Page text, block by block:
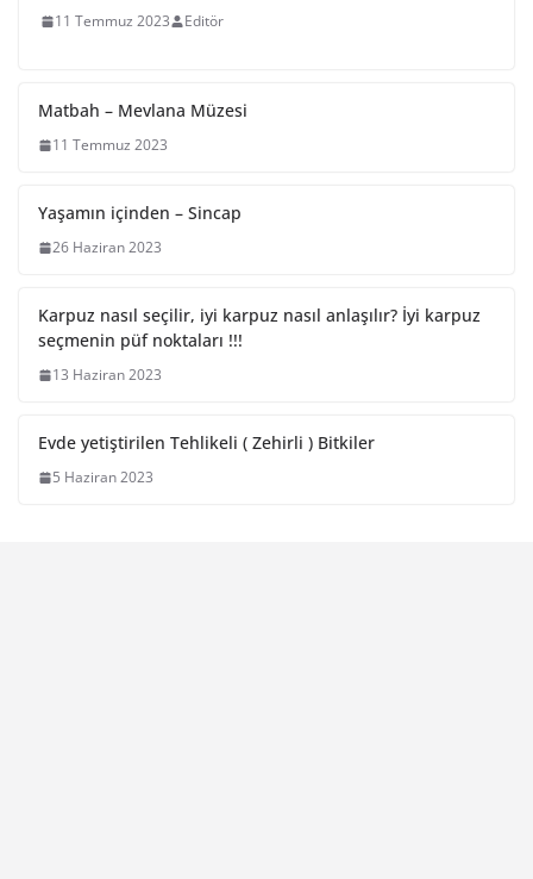
11 Temmuz 2023 Editör
Matbah – Mevlana Müzesi
11 Temmuz 2023
Yaşamın içinden – Sincap
26 Haziran 2023
Karpuz nasıl seçilir, iyi karpuz nasıl anlaşılır? İyi karpuz
seçmenin püf noktaları !!!
13 Haziran 2023
Evde yetiştirilen Tehlikeli ( Zehirli ) Bitkiler
5 Haziran 2023